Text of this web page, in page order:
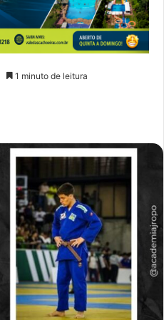
1 minuto de leitura